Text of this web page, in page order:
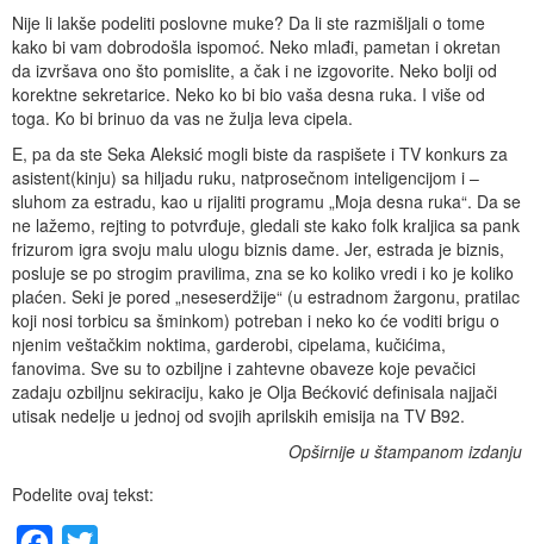
Nije li lakše podeliti poslovne muke? Da li ste razmišljali o tome
kako bi vam dobrodošla ispomoć. Neko mlađi, pametan i okretan
da izvršava ono što pomislite, a čak i ne izgovorite. Neko bolji od
korektne sekretarice. Neko ko bi bio vaša desna ruka. I više od
toga. Ko bi brinuo da vas ne žulja leva cipela.
E, pa da ste Seka Aleksić mogli biste da raspišete i TV konkurs za
asistent(kinju) sa hiljadu ruku, natprosečnom inteligencijom i –
sluhom za estradu, kao u rijaliti programu „Moja desna ruka“. Da se
ne lažemo, rejting to potvrđuje, gledali ste kako folk kraljica sa pank
frizurom igra svoju malu ulogu biznis dame. Jer, estrada je biznis,
posluje se po strogim pravilima, zna se ko koliko vredi i ko je koliko
plaćen. Seki je pored „neseserdžije“ (u estradnom žargonu, pratilac
koji nosi torbicu sa šminkom) potreban i neko ko će voditi brigu o
njenim veštačkim noktima, garderobi, cipelama, kučićima,
fanovima. Sve su to ozbiljne i zahtevne obaveze koje pevačici
zadaju ozbiljnu sekiraciju, kako je Olja Bećković definisala najjači
utisak nedelje u jednoj od svojih aprilskih emisija na TV B92.
Opširnije u štampanom izdanju
Podelite ovaj tekst: